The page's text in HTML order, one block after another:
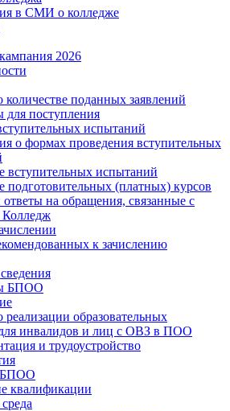
в СМИ о колледже
2026
количестве поданных заявлений
для поступления
испытаний
о формах проведения вступительных
вступительных испытаний
подготовительных (платных) курсов
на обращения, связанные с
к зачислению
БПОО
реализации образовательных
инвалидов и лиц с ОВЗ в ПОО
и трудоустройство
БПОО
квалификации